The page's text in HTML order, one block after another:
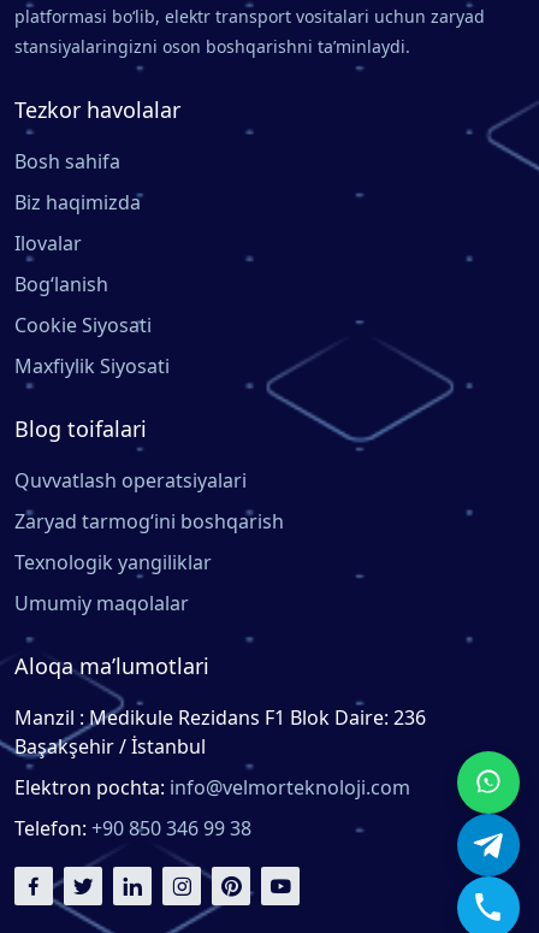
platformasi bo‘lib, elektr transport vositalari uchun zaryad
stansiyalaringizni oson boshqarishni ta’minlaydi.
Tezkor havolalar
Bosh sahifa
Biz haqimizda
Ilovalar
Bog‘lanish
Cookie Siyosati
Maxfiylik Siyosati
Blog toifalari
Quvvatlash operatsiyalari
Zaryad tarmog‘ini boshqarish
Texnologik yangiliklar
Umumiy maqolalar
Aloqa ma’lumotlari
Manzil : Medikule Rezidans F1 Blok Daire: 236
Başakşehir / İstanbul
Elektron pochta: info@velmorteknoloji.com
Telefon: +90 850 346 99 38